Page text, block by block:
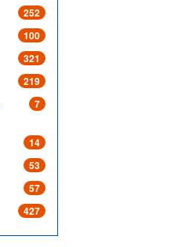
252
100
321
219
7
14
53
57
427